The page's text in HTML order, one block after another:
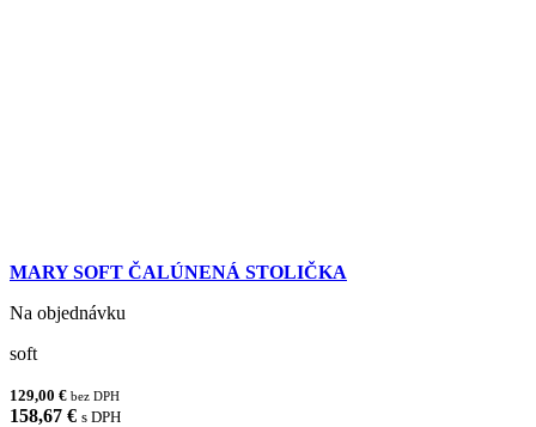
MARY SOFT ČALÚNENÁ STOLIČKA
Na objednávku
soft
129,00 € bez DPH
158,67 € s DPH